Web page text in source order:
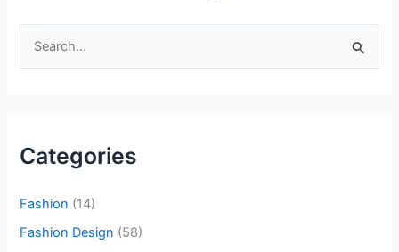
h
r
Categories
Fashion (14)
Fashion Design (58)